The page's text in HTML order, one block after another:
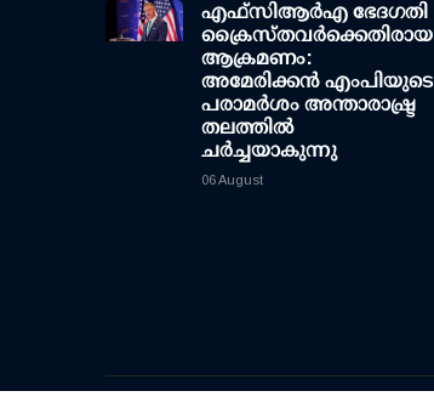
എഫ്‌സി‌ആര്‍‌എ ഭേദഗതി
ക്രൈസ്തവർക്കെതിരായ
ആക്രമണം:
അമേരിക്കൻ എംപിയുടെ
പരാമർശം അന്താരാഷ്ട്ര
തലത്തിൽ
ചർച്ചയാകുന്നു
06 August